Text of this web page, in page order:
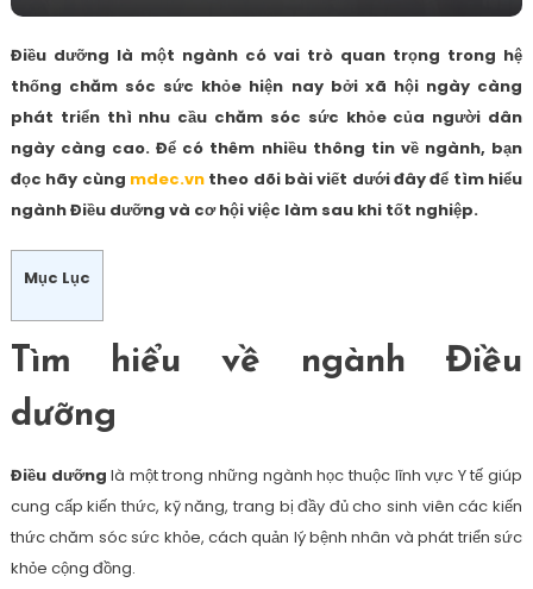
Điều dưỡng là một ngành có vai trò quan trọng trong hệ
thống chăm sóc sức khỏe hiện nay bởi xã hội ngày càng
phát triển thì nhu cầu chăm sóc sức khỏe của người dân
ngày càng cao. Để có thêm nhiều thông tin về ngành, bạn
đọc hãy cùng mdec.vntheo dõi bài viết dưới đây để tìm hiểu
ngành Điều dưỡng và cơ hội việc làm sau khi tốt nghiệp.
Mục Lục
Tìm hiểu về ngành Điều
dưỡng
Điều dưỡng là một trong những ngành học thuộc lĩnh vực Y tế giúp
cung cấp kiến thức, kỹ năng, trang bị đầy đủ cho sinh viên các kiến
thức chăm sóc sức khỏe, cách quản lý bệnh nhân và phát triển sức
khỏe cộng đồng.